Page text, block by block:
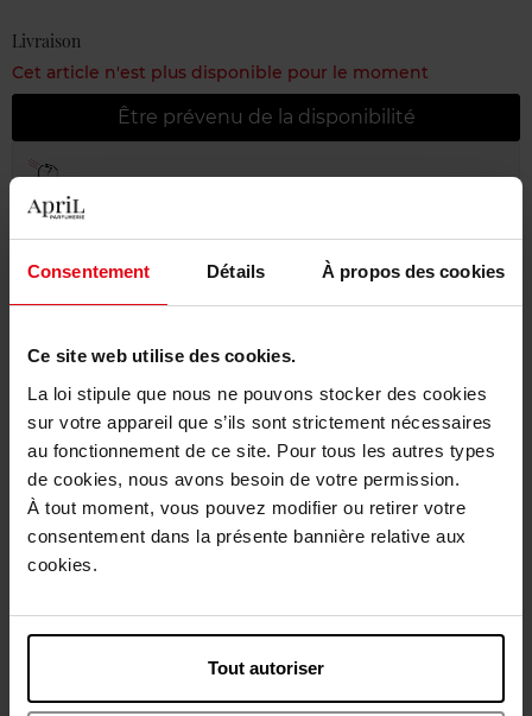
Consentement Détails À propos des cookies
Ce site web utilise des cookies.
La loi stipule que nous ne pouvons stocker des cookies
sur votre appareil que s’ils sont strictement nécessaires
au fonctionnement de ce site. Pour tous les autres types
de cookies, nous avons besoin de votre permission.
À tout moment, vous pouvez modifier ou retirer votre
consentement dans la présente bannière relative aux
cookies.
Tout autoriser
Livraison
Cet article n'est plus disponible pour le moment
Être prévenu de la disponibilité
Retour gratuit dans votre magasin
Emballage cadeau offert
Description
Conseil d'utilisation
Caractéristiques
Vous aimerez peut-être